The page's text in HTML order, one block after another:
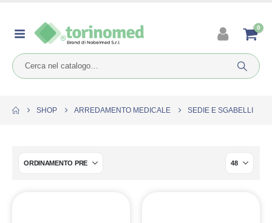
0
SHOP ARREDAMENTO MEDICALE SEDIE E SGABELLI